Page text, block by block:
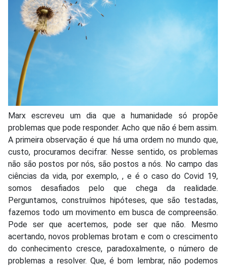
Marx escreveu um dia que a humanidade só propõe
problemas que pode responder. Acho que não é bem assim.
A primeira observação é que há uma ordem no mundo que,
custo, procuramos decifrar. Nesse sentido, os problemas
não são postos por nós, são postos a nós. No campo das
ciências da vida, por exemplo, , e é o caso do Covid 19,
somos desafiados pelo que chega da realidade.
Perguntamos, construímos hipóteses, que são testadas,
fazemos todo um movimento em busca de compreensão.
Pode ser que acertemos, pode ser que não. Mesmo
acertando, novos problemas brotam e com o crescimento
do conhecimento cresce, paradoxalmente, o número de
problemas a resolver. Que, é bom lembrar, não podemos